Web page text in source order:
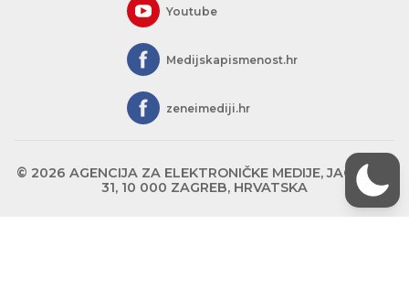
Youtube
Medijskapismenost.hr
zeneimediji.hr
© 2026 AGENCIJA ZA ELEKTRONIČKE MEDIJE, JAGIĆEVA
31, 10 000 ZAGREB, HRVATSKA